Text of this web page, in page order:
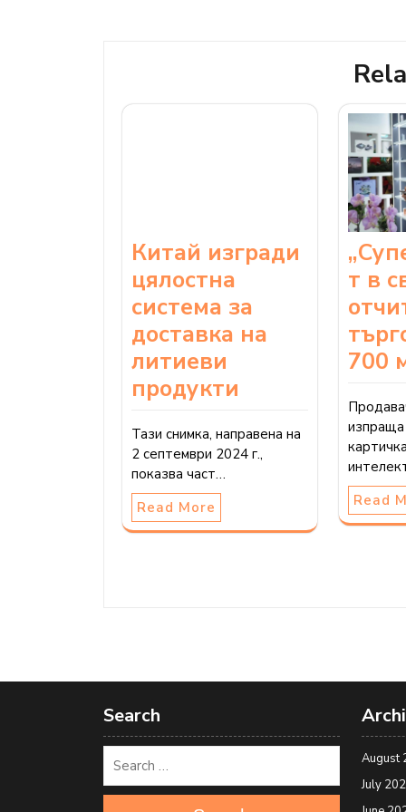
Китай изгради
цялостна
система за
доставка на
литиеви
продукти
Тази снимка, направена на
2 септември 2024 г.,
показва част…
Read More
т в
700
изпраща
Read
Search
August
July